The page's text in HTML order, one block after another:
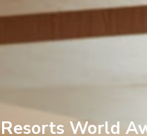
Resorts World